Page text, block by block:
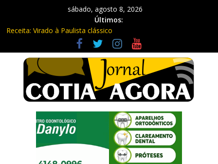
sábado, agosto 8, 2026
Últimos:
Receita: Virado à Paulista clássico
Ladrão de farmácia e procurado por maus-tratos são presos em
Vargem Grande Paulista
Cine Sustentável traz cinema ao ar livre e educação ambiental
para Vargem Grande
WhatsApp vai parar de funcionar em vários celulares antigos em
setembro